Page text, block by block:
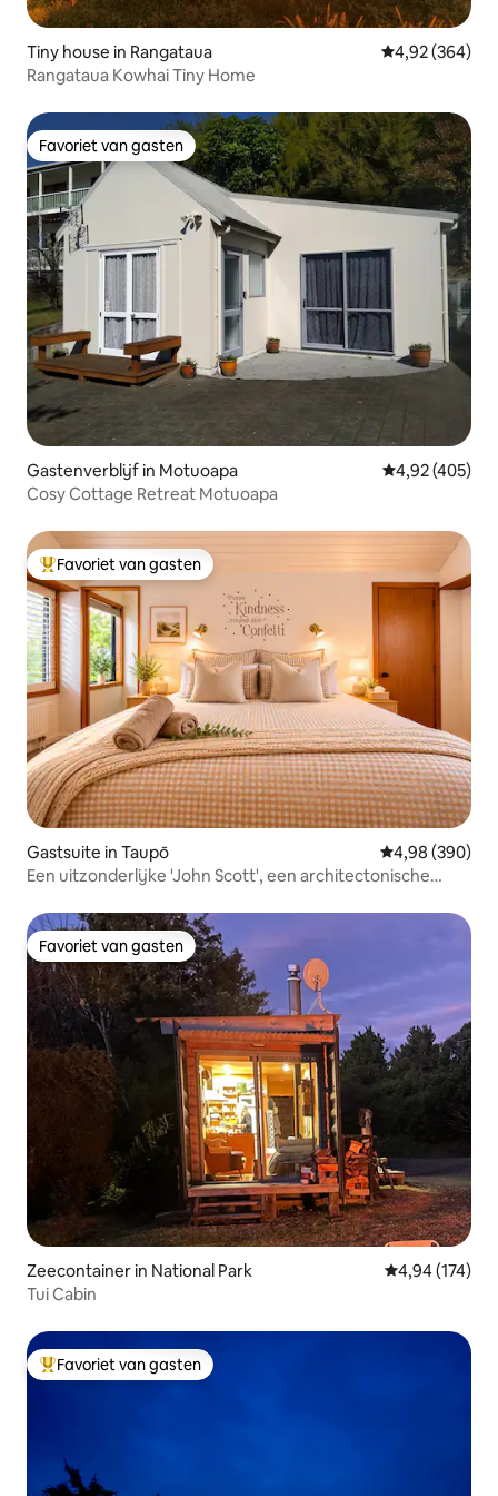
Tiny house in Rangataua Gemiddelde
4,92 (364)
Rangataua Kowhai Tiny Home
Favoriet van gasten
Favoriet van gasten
Gastenverblijf in Motuoapa Gemiddelde
4,92 (405)
Cosy Cottage Retreat Motuoapa
Topfavoriet van gasten
Favoriet van gasten
Gastsuite in Taupō Gemiddelde
4,98 (390)
Een uitzonderlijke 'John Scott', een architectonische
Favoriet van gasten
Favoriet van gasten
Zeecontainer in National Park Gemiddelde
4,94 (174)
Tui Cabin
Topfavoriet van gasten
Favoriet van gasten